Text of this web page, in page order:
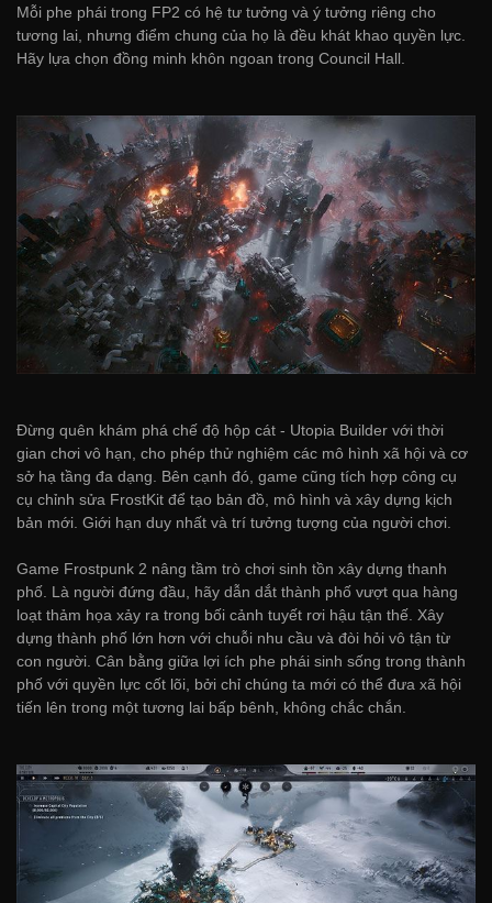
Mỗi phe phái trong FP2 có hệ tư tưởng và ý tưởng riêng cho
tương lai, nhưng điểm chung của họ là đều khát khao quyền lực.
Hãy lựa chọn đồng minh khôn ngoan trong Council Hall.
Đừng quên khám phá chế độ hộp cát - Utopia Builder với thời
gian chơi vô hạn, cho phép thử nghiệm các mô hình xã hội và cơ
sở hạ tầng đa dạng. Bên cạnh đó, game cũng tích hợp công cụ
cụ chỉnh sửa FrostKit để tạo bản đồ, mô hình và xây dựng kịch
bản mới. Giới hạn duy nhất và trí tưởng tượng của người chơi.
Game Frostpunk 2 nâng tầm trò chơi sinh tồn xây dựng thanh
phố. Là người đứng đầu, hãy dẫn dắt thành phố vượt qua hàng
loạt thảm họa xảy ra trong bối cảnh tuyết rơi hậu tận thế. Xây
dựng thành phố lớn hơn với chuỗi nhu cầu và đòi hỏi vô tận từ
con người. Cân bằng giữa lợi ích phe phái sinh sống trong thành
phố với quyền lực cốt lõi, bởi chỉ chúng ta mới có thể đưa xã hội
tiến lên trong một tương lai bấp bênh, không chắc chắn.